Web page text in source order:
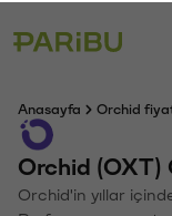
Anasayfa Orchid
Orchid (OXT)
Orchid'in yıllar